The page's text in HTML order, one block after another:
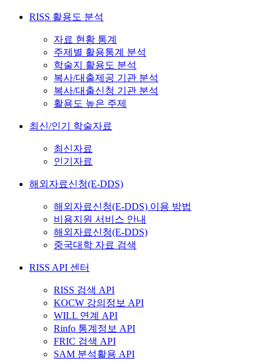
RISS 활용도 분석
자료 현황 통계
주제별 활용통계 분석
학술지 활용도 분석
복사/대출제공 기관 분석
복사/대출신청 기관 분석
활용도 높은 주제
최신/인기 학술자료
최신자료
인기자료
해외자료신청(E-DDS)
해외자료신청(E-DDS) 이용 방법
비용지원 서비스 안내
해외자료신청(E-DDS)
중국대학 자료 검색
RISS API 센터
RISS 검색 API
KOCW 강의정보 API
WILL 연계 API
Rinfo 통계정보 API
FRIC 검색 API
SAM 분석활용 API